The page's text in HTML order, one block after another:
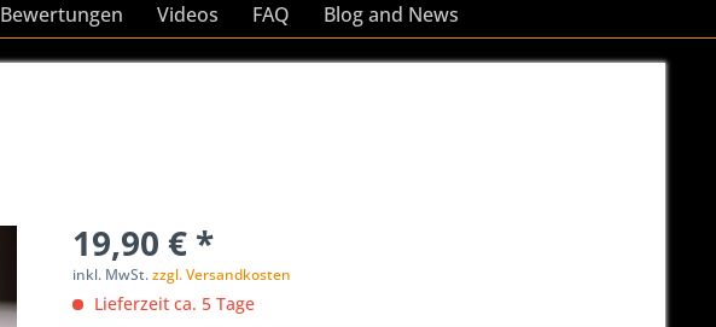
Bewertungen Videos FAQ Blog and News
19,90 € *
inkl. MwSt.zzgl. Versandkosten
Lieferzeit ca. 5 Tage